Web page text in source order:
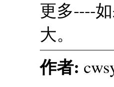
更多----
大。
作者: